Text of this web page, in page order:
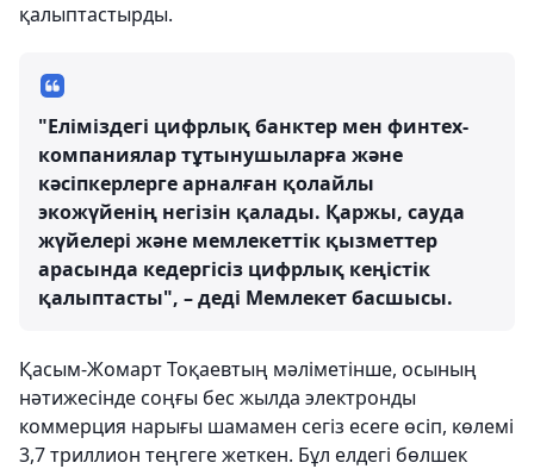
қалыптастырды.
"Еліміздегі цифрлық банктер мен финтех-
компаниялар тұтынушыларға және
кәсіпкерлерге арналған қолайлы
экожүйенің негізін қалады. Қаржы, сауда
жүйелері және мемлекеттік қызметтер
арасында кедергісіз цифрлық кеңістік
қалыптасты", – деді Мемлекет басшысы.
Қасым-Жомарт Тоқаевтың мәліметінше, осының
нәтижесінде соңғы бес жылда электронды
коммерция нарығы шамамен сегіз есеге өсіп, көлемі
3,7 триллион теңгеге жеткен. Бұл елдегі бөлшек